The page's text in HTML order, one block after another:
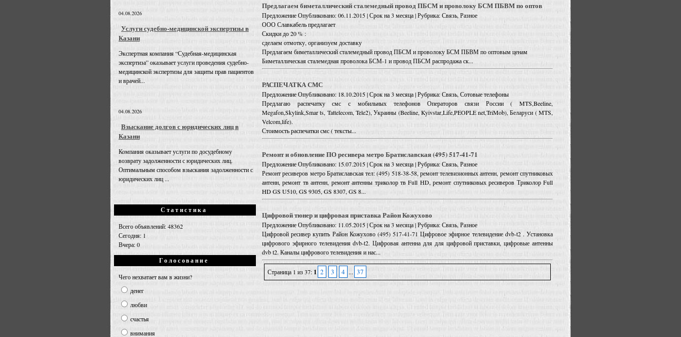
04.08.2026
Услуги судебно-медицинской экспертизы в
Казани
Экспертная компания “Судебная-медицинская
экспертиза” оказывает услуги проведения судебно-
медицинской экспертизы для защиты прав пациентов
и врачей...
04.08.2026
Взыскание долгов с юридических лиц в
Казани
Компания оказывает услуги по досудебному
возврату задолженности с юридических лиц.
Оптимальным способом взыскания задолженности с
юридических лиц ...
Статистика
Всего объявлений: 48362
Сегодня: 1
Вчера: 0
Голосование
Чего нехватает вам в жизни?
денег
любви
счастья
внимания
Предлагаем биметаллический сталемедный провод ПБСМ и проволоку БСМ ПБВМ по оптов
ПредложениеОпубликовано: 06.11.2015 | Срок на 3 месяца | Рубрика: Связь, Разное
ООО Славкабель предлагает
Скидки до 20 % :
сделаем отмотку, организуем доставку
Предлагаем биметаллический сталемедный провод ПБСМ и проволоку БСМ ПБВМ по оптовым ценам
Биметаллическая сталемедная проволока БСМ-1 и провод ПБСМ распродажа ск...
РАСПЕЧАТКА СМС
ПредложениеОпубликовано: 18.10.2015 | Срок на 3 месяца | Рубрика: Связь, Сотовые телефоны
Предлагаю распечатку смс с мобильных телефонов Операторов связи России ( MTS,Beeline,
Megafon,Skylink,Smar ts, Tattelecom, Tele2), Украины (Beeline, Kyivstar,Life,PEOPLE net,TriMob), Беларуси ( MTS,
Velcom,life).
Стоимость распечатки смс ( тексты...
Ремонт и обновление ПО ресивера метро Братиславская (495) 517-41-71
ПредложениеОпубликовано: 15.07.2015 | Срок на 3 месяца | Рубрика: Связь, Разное
Ремонт ресиверов метро Братиславская тел: (495) 518-38-58, ремонт телевизионных антенн, ремонт спутниковых
антенн, ремонт тв антенн, ремонт антенны триколор тв Full HD, ремонт спутниковых ресиверов Триколор Full
HD GS U510, GS 9305, GS 8307, GS 8...
Цифровой тюнер и цифровая приставка Район Кожухово
ПредложениеОпубликовано: 11.05.2015 | Срок на 3 месяца | Рубрика: Связь, Разное
Цифровой ресивер купить Район Кожухово (495) 517-41-71 Цифровое эфирное телевидение dvb-t2 . Установка
цифрового эфирного телевидения dvb-t2. Цифровая антенна для для цифровой приставки, цифровые антенны
dvb t2. Каналы цифрового телевидения и нас...
Страница 1 из 37:1 2 3 4 ... 37